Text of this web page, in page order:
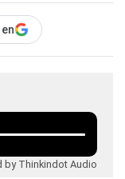
by Thinkindot Audio